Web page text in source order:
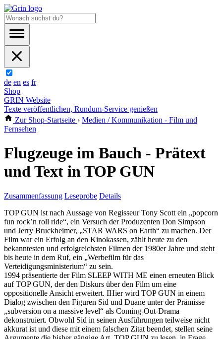
de en es fr
Shop
GRIN Website
Texte veröffentlichen, Rundum-Service genießen
Zur Shop-Startseite › Medien / Kommunikation - Film und
Fernsehen
Flugzeuge im Bauch - Prätext
und Text in TOP GUN
Zusammenfassung Leseprobe Details
TOP GUN ist nach Aussage von Regisseur Tony Scott ein „popcorn
fun rock’n roll ride“, ein Versuch der Produzenten Don Simpson
und Jerry Bruckheimer, „STAR WARS on Earth“ zu machen. Der
Film war ein Erfolg an den Kinokassen, zählt heute zu den
bekanntesten und erfolgreichsten Filmen der 1980er Jahre und steht
bis heute in dem Ruf, ein „Werbefilm für das
Verteidigungsministerium“ zu sein.
1994 präsentierte der Film SLEEP WITH ME einen erneuten Blick
auf TOP GUN, der den Diskurs über den Film um eine
oppositionelle Ansicht erweitert. IHier wird TOP GUN in einem
Dialog zwischen den Figuren Sid und Duane unter der Prämisse
„subversion on a massive level“ als Coming-Out-Drama
dekonstruiert. Obwohl Sid in seinen Ausführungen teilweise nicht
akkurat ist und diese mit einem falschen Zitat beendet, stellen seine